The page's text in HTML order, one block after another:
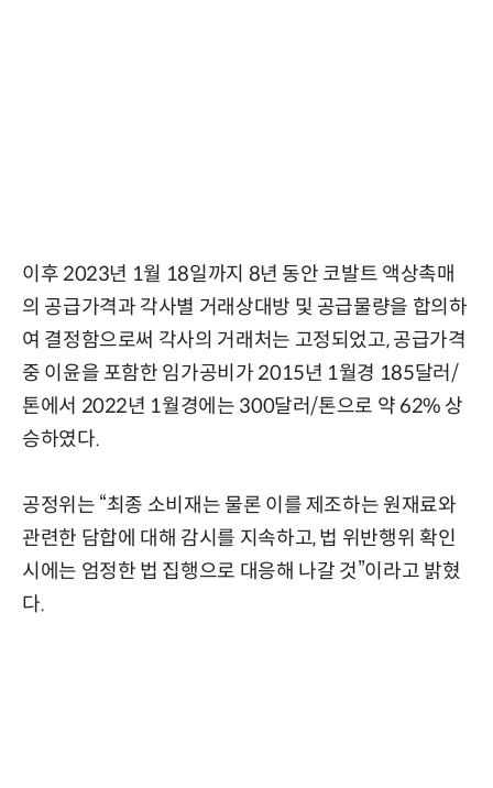
이후 2023년 1월 18일까지 8년 동안 코발트 액상촉매
의 공급가격과 각사별 거래상대방 및 공급물량을 합의하
여 결정함으로써 각사의 거래처는 고정되었고, 공급가격
중 이윤을 포함한 임가공비가 2015년 1월경 185달러/
톤에서 2022년 1월경에는 300달러/톤으로 약 62% 상
승하였다.
공정위는 “최종 소비재는 물론 이를 제조하는 원재료와
관련한 담합에 대해 감시를 지속하고, 법 위반행위 확인
시에는 엄정한 법 집행으로 대응해 나갈 것”이라고 밝혔
다.